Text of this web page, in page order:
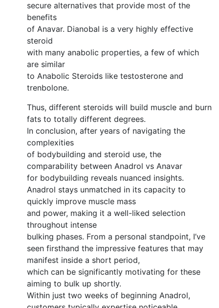
secure alternatives that provide most of the
benefits
of Anavar. Dianobal is a very highly effective
steroid
with many anabolic properties, a few of which
are similar
to Anabolic Steroids like testosterone and
trenbolone.
Thus, different steroids will build muscle and burn
fats to totally different degrees.
In conclusion, after years of navigating the
complexities
of bodybuilding and steroid use, the
comparability between Anadrol vs Anavar
for bodybuilding reveals nuanced insights.
Anadrol stays unmatched in its capacity to
quickly improve muscle mass
and power, making it a well-liked selection
throughout intense
bulking phases. From a personal standpoint, I’ve
seen firsthand the impressive features that may
manifest inside a short period,
which can be significantly motivating for these
aiming to bulk up shortly.
Within just two weeks of beginning Anadrol,